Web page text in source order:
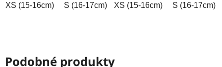
XS (15-16cm) S (16-17cm) M (17-18cm) L (18-19cm)
XS (15-16cm) S (16-17cm)
Podobné produkty